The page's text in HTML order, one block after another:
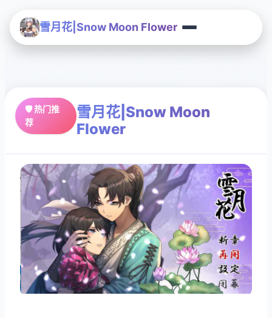
雪月花|Snow Moon Flower
🛡️ 热门推
荐
雪月花|Snow Moon
Flower